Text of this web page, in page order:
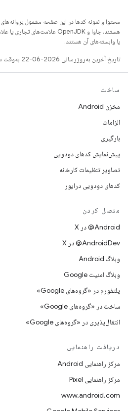
محتوا و نمونه کدها در این صفحه مشمول
یا وابسته‌های آن هستند.
تاریخ آخرین به‌روزرسانی 2026-06-22 به‌وقت ساعت هماهنگ جهانی.
ساخت
مخزن Android
الزامات
بارگیری
پیش‌نمایش کدهای دودویی
تصاویر تنظیمات کارخانه
کدهای دودویی درایور
متصل کردن
‫‎@Android در X
‫‎@AndroidDev در X
وبلاگ Android
وبلاگ امنیت Google
پلتفورم در «گروه‌های Google»
ساخت در «گروه‌های Google»
انتقال‌پذیری در «گروه‌های Google»
دریافت راهنمایی
مرکز راهنمایی Android
مرکز راهنمایی Pixel
www.android.com